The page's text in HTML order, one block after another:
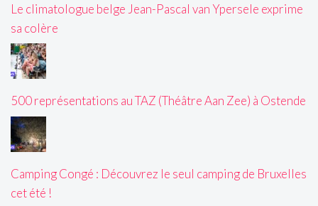
Le climatologue belge Jean-Pascal van Ypersele exprime
sa colère
500 représentations au TAZ (Théâtre Aan Zee) à Ostende
Camping Congé : Découvrez le seul camping de Bruxelles
cet été !